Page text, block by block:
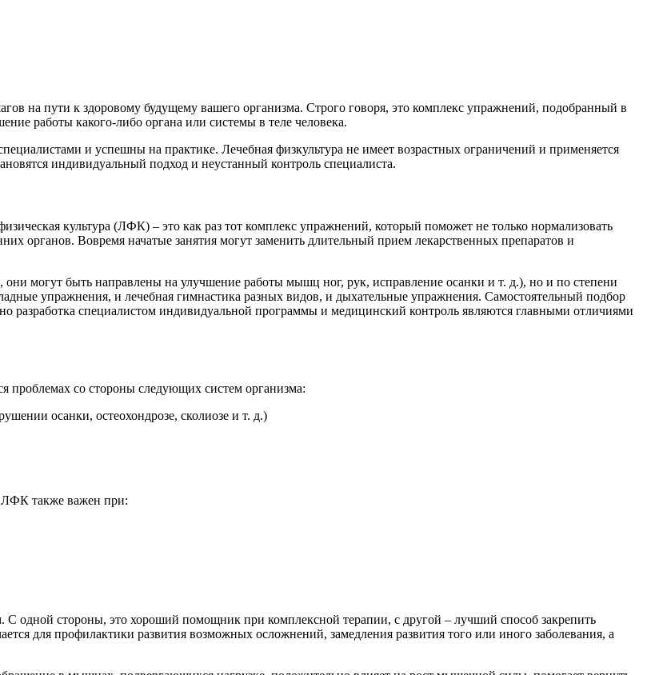
на пути к здоровому будущему вашего организма. Строго говоря, это комплекс упражнений, подобранный в
работы какого-либо органа или системы в теле человека.
и успешны на практике. Лечебная физкультура не имеет возрастных ограничений и применяется
индивидуальный подход и неустанный контроль специалиста.
культура (ЛФК) – это как раз тот комплекс упражнений, который поможет не только нормализовать
органов. Вовремя начатые занятия могут заменить длительный прием лекарственных препаратов и
могут быть направлены на улучшение работы мышц ног, рук, исправление осанки и т. д.), но и по степени
упражнения, и лечебная гимнастика разных видов, и дыхательные упражнения. Самостоятельный подбор
разработка специалистом индивидуальной программы и медицинский контроль являются главными отличиями
со стороны следующих систем организма:
осанки, остеохондрозе, сколиозе и т. д.)
ЛФК также важен при:
С одной стороны, это хороший помощник при комплексной терапии, с другой – лучший способ закрепить
для профилактики развития возможных осложнений, замедления развития того или иного заболевания, а